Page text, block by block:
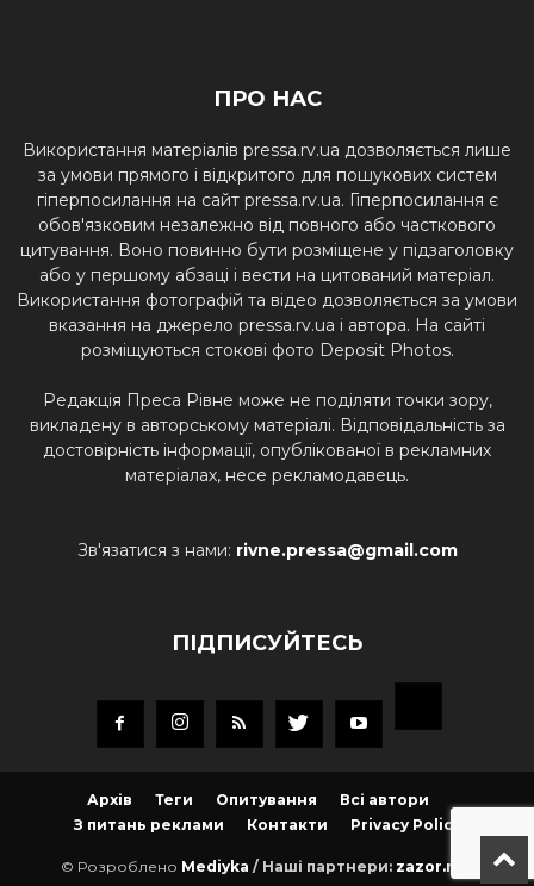
ПРО НАС
Використання матеріалів pressa.rv.ua дозволяється лише
за умови прямого і відкритого для пошукових систем
гіперпосилання на сайт pressa.rv.ua. Гіперпосилання є
обов'язковим незалежно від повного або часткового
цитування. Воно повинно бути розміщене у підзаголовку
або у першому абзаці і вести на цитований матеріал.
Використання фотографій та відео дозволяється за умови
вказання на джерело pressa.rv.ua і автора. На сайті
розміщуються стокові фото Deposit Photos.
Редакція Преса Рівне може не поділяти точки зору,
викладену в авторському матеріалі. Відповідальність за
достовірність інформації, опублікованої в рекламних
матеріалах, несе рекламодавець.
Зв'язатися з нами: rivne.pressa@gmail.com
ПІДПИСУЙТЕСЬ
Архів Теги Опитування
Всі автори
З питань реклами
Контакти Privacy Policy
© Розроблено Mediyka / Наші партнери: zazor.net